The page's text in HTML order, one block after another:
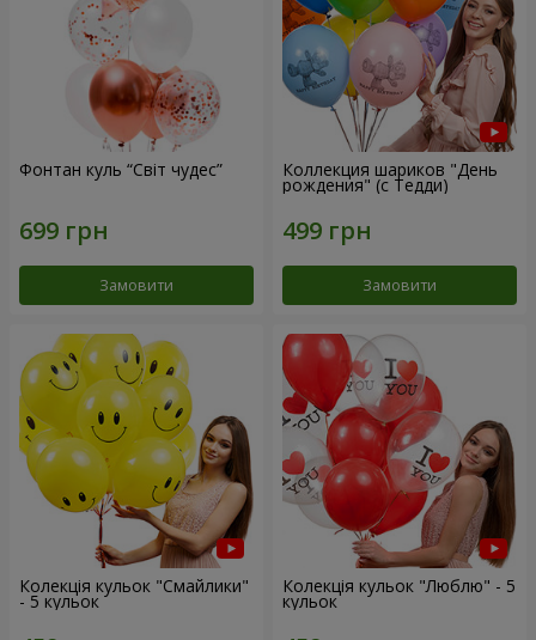
Фонтан куль “Світ чудес”
Замовити
Коллекция шариков "День
рождения" (с Тедди)
Замовити
Колекція кульок "Смайлики"
- 5 кульок
Колекція кульок "Люблю" - 5
кульок